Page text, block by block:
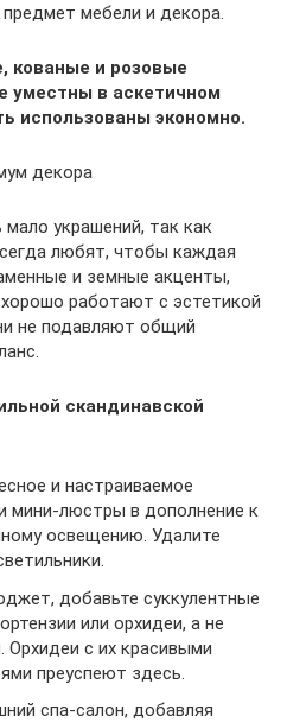
мебели и декора.
кованые и розовые
уместны в аскетичном
использованы экономно.
декора
украшений, так как
любят, чтобы каждая
и земные акценты,
работают с эстетикой
не подавляют общий
скандинавской
и настраиваемое
мини-люстры в дополнение к
освещению. Удалите
добавьте суккулентные
или орхидеи, а не
Орхидеи с их красивыми
преуспеют здесь.
спа-салон, добавляя